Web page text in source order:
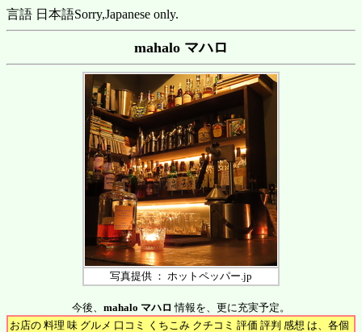
言語 日本語Sorry,Japanese only.
mahalo マハロ
写真提供 ： ホットペッパー.jp
今後、 mahalo マハロ 情報を、更に充実予定。
お店の 料理 味 グルメ 口コミ くちこみ クチコミ 評価 評判 感想 は、各個